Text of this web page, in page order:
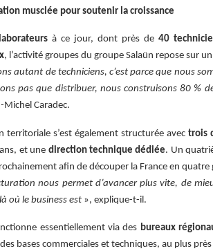
musclée pour soutenir la croissance
à ce jour, dont près de40
, l’activité groupes du groupe Salaün repose sur
autant de techniciens, c’est parce que nous
pas que distribuer, nous construisons 80 %
Michel Caradec.
territoriale s’est également structurée avectrois
et une direction technique dédiée. Un
afin de découper la France en quatre
nous permet d’avancer plus vite, de
où le business est», explique-t-il.
essentiellement via des bureaux
bases commerciales et techniques, au plus près